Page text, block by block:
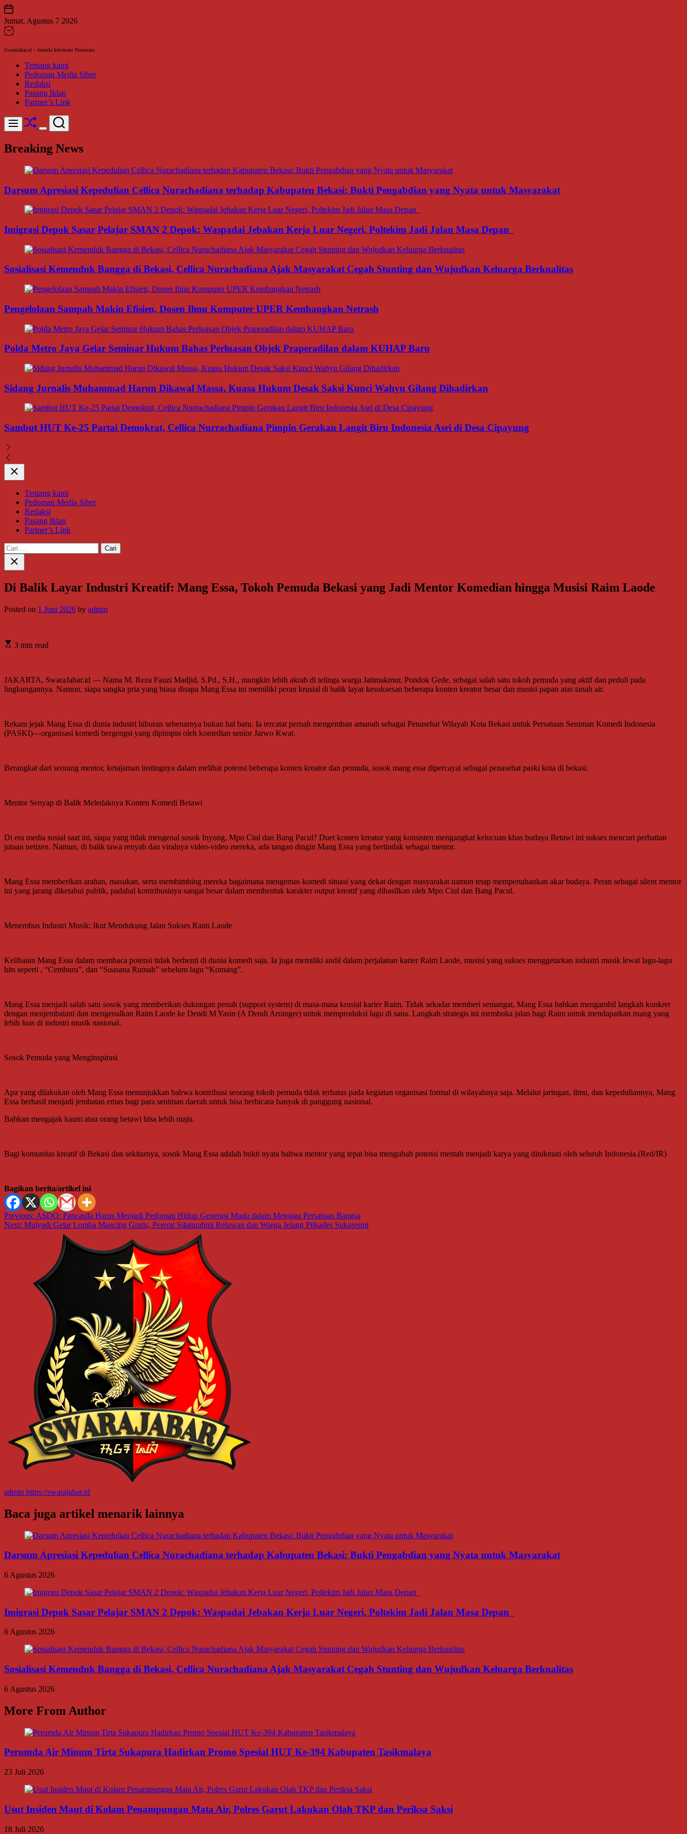
Skip
to
content
Jumat, Agustus 7 2026
SwaraJabar.id – Jendela Informasi Nusantara
Tentang kami
Pedoman Media Siber
Redaksi
Pasang Iklan
Partner’s Link
Menu Shuffle
Switch
mode
Search
Breaking News
Darsum Apresiasi Kepedulian Cellica Nurachadiana terhadap Kabupaten Bekasi: Bukti Pengabdian yang Nyata untuk Masyarakat
Imigrasi Depok Sasar Pelajar SMAN 2 Depok: Waspadai Jebakan Kerja Luar Negeri, Poltekim Jadi Jalan Masa Depan
Sosialisasi Kemenduk Bangga di Bekasi, Cellica Nurachadiana Ajak Masyarakat Cegah Stunting dan Wujudkan Keluarga Berkualitas
Pengelolaan Sampah Makin Efisien, Dosen Ilmu Komputer UPER Kembangkan Netrash
Polda Metro Jaya Gelar Seminar Hukum Bahas Perluasan Objek Praperadilan dalam KUHAP Baru
Sidang Jurnalis Muhammad Harun Dikawal Massa, Kuasa Hukum Desak Saksi Kunci Wahyu Gilang Dihadirkan
Sambut HUT Ke-25 Partai Demokrat, Cellica Nurrachadiana Pimpin Gerakan Langit Biru Indonesia Asri di Desa Cipayung
Close
Tentang kami
Pedoman Media Siber
Redaksi
Pasang Iklan
Partner’s Link
Cari
untuk:
Close
search
Di Balik Layar Industri Kreatif: Mang Essa, Tokoh Pemuda Bekasi yang Jadi Mentor Komedian hingga Musisi Raim Laode
Posted on 1 Juni 2026 by admin
3 min read
JAKARTA, SwaraJabar.id — Nama M. Reza Fauzi Madjid, S.Pd., S.H., mungkin lebih akrab di telinga warga Jatimakmur, Pondok Gede, sebagai salah satu tokoh pemuda yang aktif dan peduli pada
lingkungannya. Namun, siapa sangka pria yang biasa disapa Mang Essa ini memiliki peran krusial di balik layar kesuksesan beberapa konten kreator besar dan musisi papan atas tanah air.
Rekam jejak Mang Essa di dunia industri hiburan sebenarnya bukan hal baru. Ia tercatat pernah mengemban amanah sebagai Penasehat Wilayah Kota Bekasi untuk Persatuan Seniman Komedi Indonesia
(PASKI)—organisasi komedi bergengsi yang dipimpin oleh komedian senior Jarwo Kwat.
Berangkat dari seorang mentor, ketajaman instingnya dalam melihat potensi beberapa konten kreator dan pemuda, sosok mang essa dipercayai sebagai penasehat paski kota di bekasi.
Mentor Senyap di Balik Meledaknya Konten Komedi Betawi
Di era media sosial saat ini, siapa yang tidak mengenal sosok Inyong, Mpo Ciul dan Bang Pacul? Duet konten kreator yang konsisten mengangkat kelucuan khas budaya Betawi ini sukses mencuri perhatian
jutaan netizen. Namun, di balik tawa renyah dan viralnya video-video mereka, ada tangan dingin Mang Essa yang bertindak sebagai mentor.
Mang Essa memberikan arahan, masukan, serta membimbing mereka bagaimana mengemas komedi situasi yang dekat dengan masyarakat namun tetap mempertahankan akar budaya. Peran sebagai silent mentor
ini yang jarang diketahui publik, padahal kontribusinya sangat besar dalam membentuk karakter output kreatif yang dihasilkan oleh Mpo Ciul dan Bang Pacul.
Menembus Industri Musik: Ikut Mendukung Jalan Sukses Raim Laode
Kelihaian Mang Essa dalam membaca potensi tidak berhenti di dunia komedi saja. Ia juga memiliki andil dalam perjalanan karier Raim Laode, musisi yang sukses menggetarkan industri musik lewat lagu-lagu
hits seperti , “Cemburu”, dan “Suasana Rumah” sebelum lagu “Komang”.
Mang Essa menjadi salah satu sosok yang memberikan dukungan penuh (support system) di masa-masa krusial karier Raim. Tidak sekadar memberi semangat, Mang Essa bahkan mengambil langkah konkret
dengan menjembatani dan mengenalkan Raim Laode ke Dendi M Yasin (A Dendi Arranger) untuk memproduksi lagu di sana. Langkah strategis ini membuka jalan bagi Raim untuk mendapatkan ruang yang
lebih luas di industri musik nasional.
Sosok Pemuda yang Menginspirasi
Apa yang dilakukan oleh Mang Essa menunjukkan bahwa kontribusi seorang tokoh pemuda tidak terbatas pada kegiatan organisasi formal di wilayahnya saja. Melalui jaringan, ilmu, dan kepeduliannya, Mang
Essa berhasil menjadi jembatan emas bagi para seniman daerah untuk bisa berbicara banyak di panggung nasional.
Bahkan mengajak kaum atau orang betawi bisa lebih maju.
Bagi komunitas kreatif di Bekasi dan sekitarnya, sosok Mang Essa adalah bukti nyata bahwa mentor yang tepat bisa mengubah potensi mentah menjadi karya yang dinikmati oleh seluruh Indonesia.(Red/IR)
Bagikan berita/artikel ini
Navigasi
pos
Previous: ASDO: Pancasila Harus Menjadi Pedoman Hidup Generasi Muda dalam Menjaga Persatuan Bangsa
Next: Mulyadi Gelar Lomba Mancing Gratis, Pererat Silaturahmi Relawan dan Warga Jelang Pilkades Sukaresmi
admin https://swarajabar.id
Baca juga artikel menarik lainnya
Darsum Apresiasi Kepedulian Cellica Nurachadiana terhadap Kabupaten Bekasi: Bukti Pengabdian yang Nyata untuk Masyarakat
6 Agustus 2026
Imigrasi Depok Sasar Pelajar SMAN 2 Depok: Waspadai Jebakan Kerja Luar Negeri, Poltekim Jadi Jalan Masa Depan
6 Agustus 2026
Sosialisasi Kemenduk Bangga di Bekasi, Cellica Nurachadiana Ajak Masyarakat Cegah Stunting dan Wujudkan Keluarga Berkualitas
6 Agustus 2026
More From Author
Perumda Air Minum Tirta Sukapura Hadirkan Promo Spesial HUT Ke-394 Kabupaten Tasikmalaya
23 Juli 2026
Usut Insiden Maut di Kolam Penampungan Mata Air, Polres Garut Lakukan Olah TKP dan Periksa Saksi
18 Juli 2026